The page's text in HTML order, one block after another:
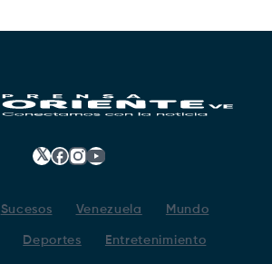
𝕏 Facebook
Instagram
YouTube
Sucesos Venezuela Mundo
Deportes Entretenimiento